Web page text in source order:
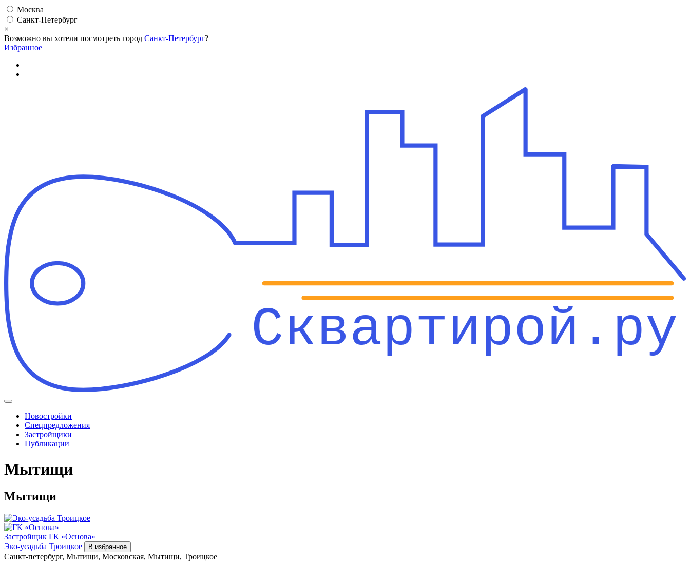
Москва
Санкт-Петербург
×
Возможно вы хотели посмотреть город Санкт-Петербург?
Избранное
Сквартирой.ру
Новостройки
Спецпредложения
Застройщики
Публикации
Мытищи
Мытищи
Застройщик ГК «Основа»
Эко-усадьба Троицкое
В избранное
Санкт-петербург, Мытищи, Московская, Мытищи, Троицкое